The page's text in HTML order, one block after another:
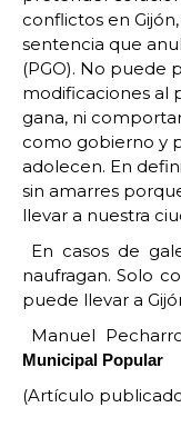
conflictos en
sentencia que
(PGO). No puede
modificaciones al
gana, ni
como gobierno y
adolecen. En
sin amarres
llevar a nuestra
En casos de
naufragan. Solo
puede llevar a
Manuel
Municipal Popular
(Artículo